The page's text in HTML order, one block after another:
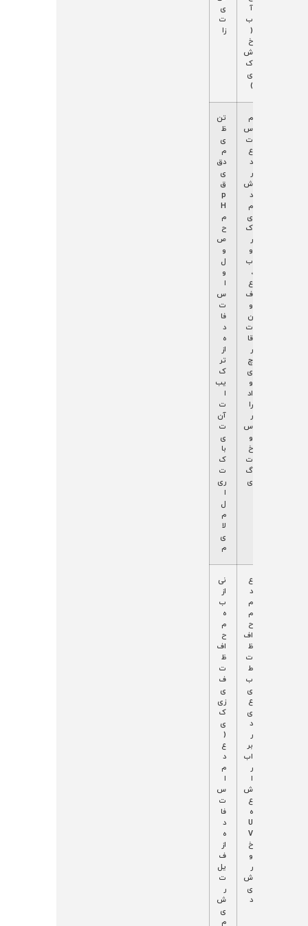
آ
ب
(
خ
ش
ک
ی
)
ی
ت‌
زا
م
س
ت
ع
د
ر
ش
د
م
ی
ک
ر
و
ب
،
ع
ف
و
ن
ت
قا
ر
چ
ی
و
اد
را
ر
س
و
خ
ت
گ
ی
تن
ظ
ی
م
دق
ی
ق
p
H
م
ح
ص
و
ل
و
ا
س
ت
فا
د
ه
از
تر
ک
یب
ا
ت
آن
ت
ی‌
با
ک
ت
ری
ا
ل
م
لا
ی
م
ع
د
م
م
ح
اف
ظ
ت
ط
ب
ی
ع
ی
د
ر
بر
اب
ر
ا
ش
ع
ه
U
V
خ
و
ر
ش
ی
د
نی
از
ب
ه
م
ح
اف
ظ
ت
ف
ی
زی
ک
ی
(
ع
د
م
ا
س
ت
فا
د
ه
از
ف
یل
ت
ر
ش
ی
م